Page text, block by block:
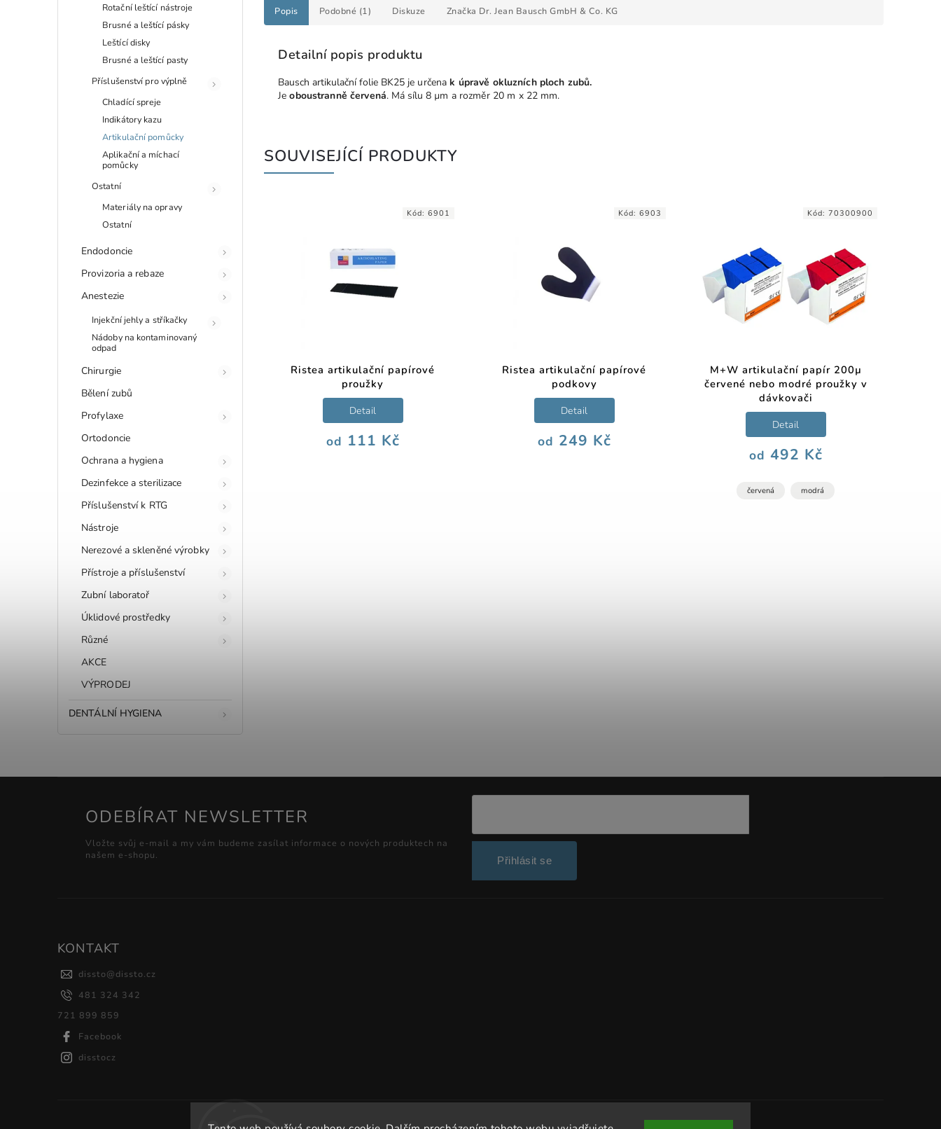
Rotační leštící nástroje
Brusné a leštící pásky
Leštící disky
Brusné a leštící pasty
Příslušenství pro výplně
Chladící spreje
Indikátory kazu
Artikulační pomůcky
Aplikační a míchací
pomůcky
Ostatní
Materiály na opravy
Ostatní
Endodoncie
Provizoria a rebaze
Anestezie
Injekční jehly a stříkačky
Nádoby na kontaminovaný
odpad
Chirurgie
Bělení zubů
Profylaxe
Ortodoncie
Ochrana a hygiena
Dezinfekce a sterilizace
Příslušenství k RTG
Nástroje
Nerezové a skleněné výrobky
Přístroje a příslušenství
Zubní laboratoř
Úklidové prostředky
Různé
AKCE
VÝPRODEJ
DENTÁLNÍ HYGIENA
Popis Podobné (1) Diskuze Značka Dr. Jean Bausch GmbH & Co. KG
Detailní popis produktu
Bausch artikulační folie BK25 je určena k úpravě okluzních ploch zubů.
Jeoboustranně červená. Má sílu 8 µm a rozměr 20 m x 22 mm.
SOUVISEJÍCÍ PRODUKTY
Ristea artikulační papírové
proužky
od 111 Kč
Detail
Kód: 6901
Ristea artikulační papírové
podkovy
od 249 Kč
Detail
Kód: 6903
M+W artikulační papír 200µ
červené nebo modré proužky v
dávkovači
od 492 Kč
Detail
červená modrá
Kód: 70300900
ODEBÍRAT NEWSLETTER
Vložte svůj e-mail a my vám budeme zasílat informace o nových produktech na
našem e-shopu.
Přihlásit se
KONTAKT
dissto@dissto.cz
481 324 342
721 899 859
Facebook
disstocz